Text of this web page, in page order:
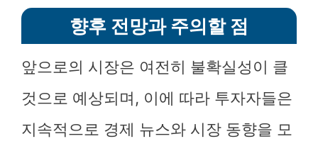
향후 전망과 주의할 점
앞으로의 시장은 여전히 불확실성이 클
것으로 예상되며, 이에 따라 투자자들은
지속적으로 경제 뉴스와 시장 동향을 모